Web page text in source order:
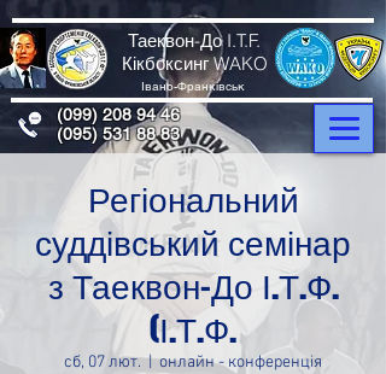
Івано-Франківськ
Таеквон-До I.T.F.
Кікбоксинг WAKO
(099) 208 94 46
(095) 531 88 83
Регіональний
суддівський семінар
з Таеквон-До І.Т.Ф.
(І.Т.Ф.
сб, 07 лют.
  |
онлайн - конференція